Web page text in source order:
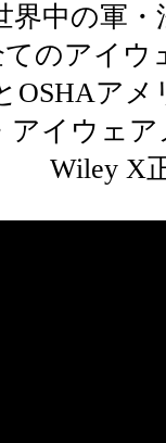
界中の軍
のアイウ
OSHAア
アイウェ
Wiley X